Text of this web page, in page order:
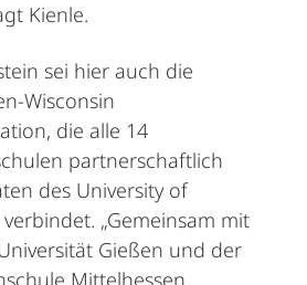
Kienle.
sei hier auch die
Wisconsin
die alle 14
partnerschaftlich
des University of
„Gemeinsam mit
Gießen und der